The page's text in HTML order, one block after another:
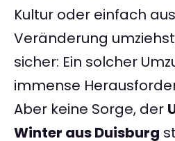
Kultur oder einfach
Veränderung
sicher: Ein solcher
immense
Aber keine Sorge, der
Winter aus Duisburg